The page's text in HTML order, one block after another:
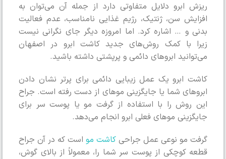
ریزش ابرو دلایل متفاوتی دارد از جمله آن می‌‌توان به
افزایش سن، ژنتیک، رژیم غذایی نامناسب، عدم فعالیت
بدنی و … اشاره کرد. اما امروزه دیگر جای نگرانی نیست
زیرا با کمک روش‌های جدید کاشت ابرو در اصفهان
می‌‌توانید ابروهای دائمی و پرپشتی داشته باشید.
کاشت ابرو یک عمل زیبایی دائمی برای پرتر نشان دادن
ابروهای شما یا جایگزینی موهای از دست رفته است. جراح
این روش را با استفاده از گرفت مو یا پوست سر برای
جایگزینی موهای فعلی ابرو انجام می‌دهد.
گرفت مو نوعی عمل جراحی کاشت مو است که در آن جراح
قطعه کوچکی از پوست سر شما را، معمولاً از بالای گوش،